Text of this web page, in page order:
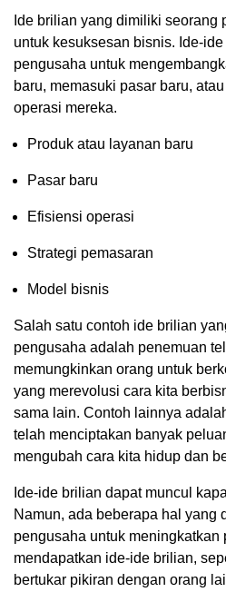
Ide brilian yang dimiliki seorang
untuk kesuksesan bisnis. Ide-
pengusaha untuk
baru, memasuki pasar baru,
operasi mereka.
Produk atau layanan baru
Pasar baru
Efisiensi operasi
Strategi pemasaran
Model bisnis
Salah satu contoh ide brilian
pengusaha adalah penemuan
memungkinkan orang untuk
yang merevolusi cara kita
sama lain. Contoh lainnya
telah menciptakan banyak
mengubah cara kita hidup dan
Ide-ide brilian dapat muncul
Namun, ada beberapa hal yang
pengusaha untuk meningkatkan
mendapatkan ide-ide brilian,
bertukar pikiran dengan orang